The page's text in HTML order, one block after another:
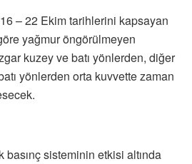
– 22 Ekim tarihlerini kapsayan
yağmur öngörülmeyen
kuzey ve batı yönlerden, diğer
yönlerden orta kuvvette zaman
basınç sisteminin etkisi altında